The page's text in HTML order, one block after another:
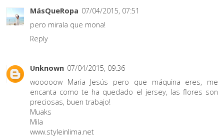
MásQueRopa 07/04/2015, 07:51
pero mirala que mona!
Reply
Unknown 07/04/2015, 09:36
wooooow Maria Jesús pero que máquina eres, me
encanta como te ha quedado el jersey, las flores son
preciosas, buen trabajo!
Muaks
Mila
www.styleinlima.net